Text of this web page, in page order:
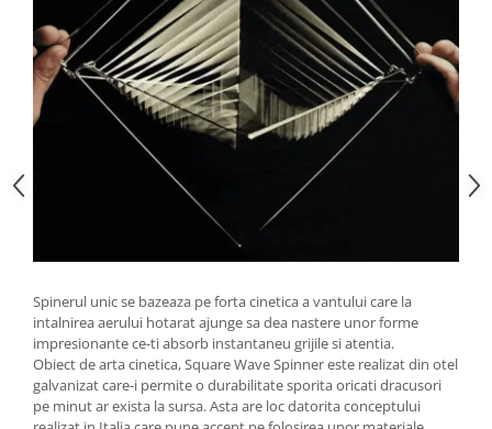
Spinerul unic se bazeaza pe forta cinetica a vantului care la
intalnirea aerului hotarat ajunge sa dea nastere unor forme
impresionante ce-ti absorb instantaneu grijile si atentia.
Obiect de arta cinetica, Square Wave Spinner este realizat din otel
galvanizat care-i permite o durabilitate sporita oricati dracusori
pe minut ar exista la sursa. Asta are loc datorita conceptului